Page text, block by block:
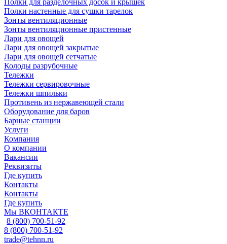
Полки для разделочных досок и крышек
Полки настенные для сушки тарелок
Зонты вентиляционные
Зонты вентиляционные пристенные
Лари для овощей
Лари для овощей закрытые
Лари для овощей сетчатые
Колоды разрубочные
Тележки
Тележки сервировочные
Тележки шпильки
Противень из нержавеющей стали
Оборудование для баров
Барные станции
Услуги
Компания
О компании
Вакансии
Реквизиты
Где купить
Контакты
Контакты
Где купить
Мы ВКОНТАКТЕ
8 (800) 700-51-92
8 (800) 700-51-92
trade@tehnn.ru